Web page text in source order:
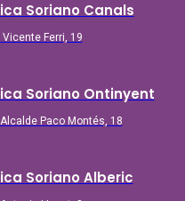
Soriano Canals
Vicente Ferri, 19
Soriano Ontinyent
Paco Montés, 18
Soriano Alberic